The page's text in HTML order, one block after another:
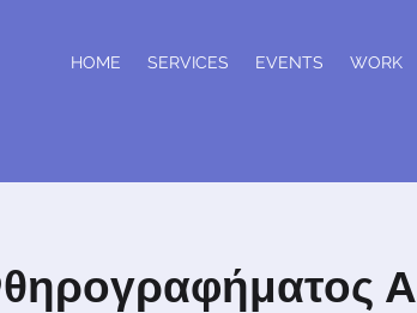
HOME SERVICES EVENTS WORK